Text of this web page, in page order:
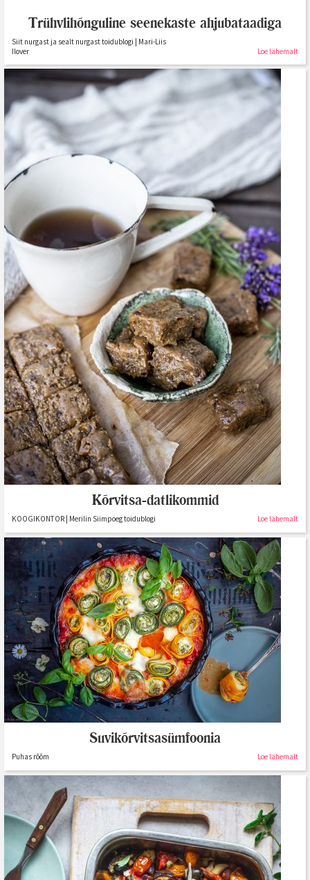
Trühvlihõnguline seenekaste ahjubataadiga
Siit nurgast ja sealt nurgast toidublogi | Mari-Liis
Ilover
Loe lähemalt
Kõrvitsa-datlikommid
KOOGIKONTOR | Merilin Siimpoeg toidublogi Loe lähemalt
Suvikõrvitsasümfoonia
Puhas rõõm Loe lähemalt